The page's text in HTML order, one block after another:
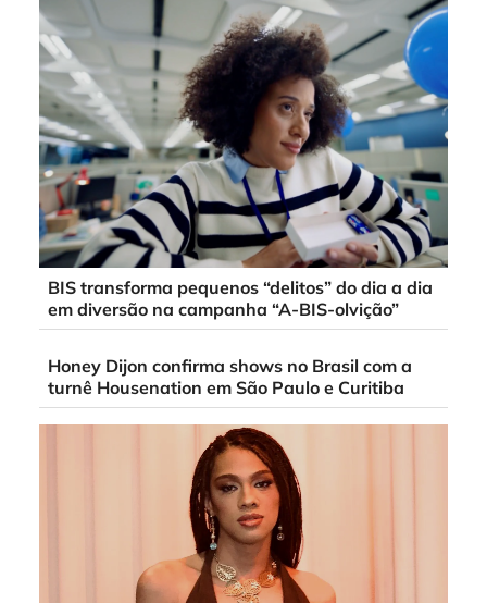
BIS transforma pequenos “delitos” do dia a dia
em diversão na campanha “A-BIS-olvição”
Honey Dijon confirma shows no Brasil com a
turnê Housenation em São Paulo e Curitiba